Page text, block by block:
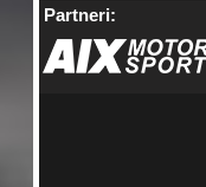
Partneri: